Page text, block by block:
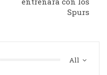
Spurs
All